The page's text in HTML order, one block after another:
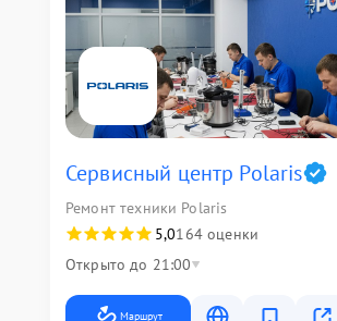
Сервисный центр Polaris
Ремонт техники Polaris
5,0164 оценки
Открыто до 21:00
Маршрут